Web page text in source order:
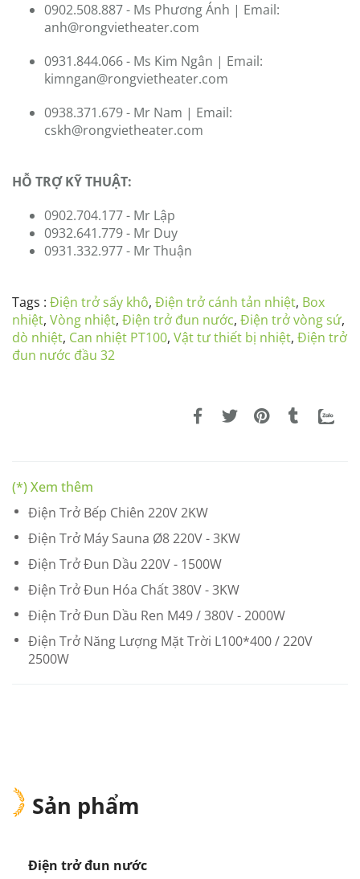
0902.508.887 - Ms Phương Ánh | Email:
anh@rongvietheater.com
0931.844.066 - Ms Kim Ngân | Email:
kimngan@rongvietheater.com
0938.371.679 - Mr Nam | Email:
cskh@rongvietheater.com
HỖ TRỢ KỸ THUẬT:
0902.704.177 - Mr Lập
0932.641.779 - Mr Duy
0931.332.977 - Mr Thuận
Tags : Điện trở sấy khô, Điện trở cánh tản nhiệt, Box
nhiệt, Vòng nhiệt, Điện trở đun nước, Điện trở vòng sứ,
dò nhiệt, Can nhiệt PT100, Vật tư thiết bị nhiệt, Điện trở
đun nước đầu 32
(*) Xem thêm
Điện Trở Bếp Chiên 220V 2KW
Điện Trở Máy Sauna Ø8 220V - 3KW
Điện Trở Đun Dầu 220V - 1500W
Điện Trở Đun Hóa Chất 380V - 3KW
Điện Trở Đun Dầu Ren M49 / 380V - 2000W
Điện Trở Năng Lượng Mặt Trời L100*400 / 220V
2500W
Sản phẩm
Điện trở đun nước